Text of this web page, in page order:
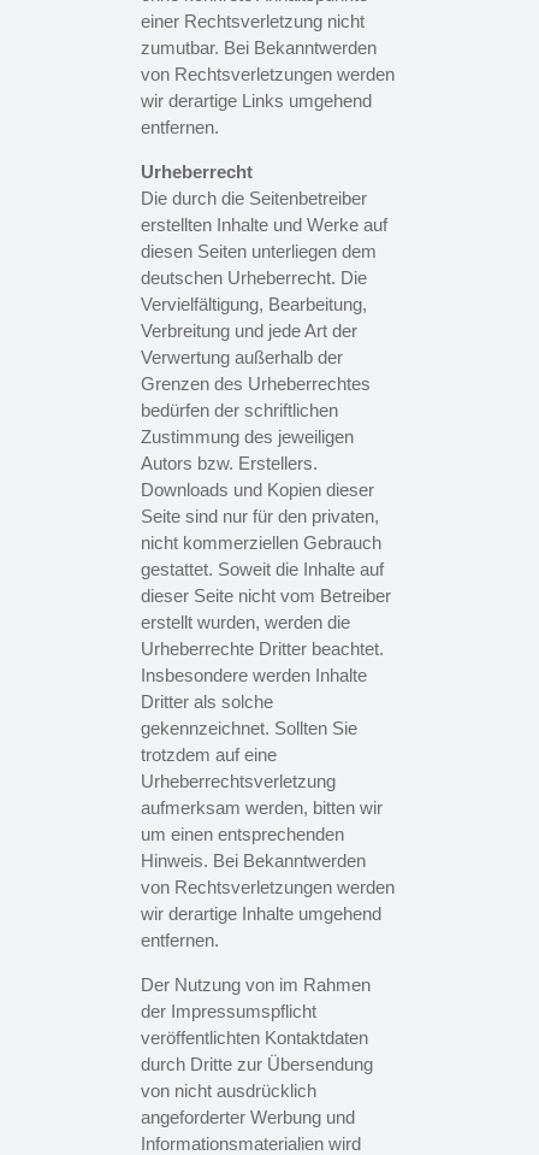
einer Rechtsverletzung nicht
zumutbar. Bei Bekanntwerden
von Rechtsverletzungen werden
wir derartige Links umgehend
entfernen.
Urheberrecht
Die durch die Seitenbetreiber
erstellten Inhalte und Werke auf
diesen Seiten unterliegen dem
deutschen Urheberrecht. Die
Vervielfältigung, Bearbeitung,
Verbreitung und jede Art der
Verwertung außerhalb der
Grenzen des Urheberrechtes
bedürfen der schriftlichen
Zustimmung des jeweiligen
Autors bzw. Erstellers.
Downloads und Kopien dieser
Seite sind nur für den privaten,
nicht kommerziellen Gebrauch
gestattet. Soweit die Inhalte auf
dieser Seite nicht vom Betreiber
erstellt wurden, werden die
Urheberrechte Dritter beachtet.
Insbesondere werden Inhalte
Dritter als solche
gekennzeichnet. Sollten Sie
trotzdem auf eine
Urheberrechtsverletzung
aufmerksam werden, bitten wir
um einen entsprechenden
Hinweis. Bei Bekanntwerden
von Rechtsverletzungen werden
wir derartige Inhalte umgehend
entfernen.
Der Nutzung von im Rahmen
der Impressumspflicht
veröffentlichten Kontaktdaten
durch Dritte zur Übersendung
von nicht ausdrücklich
angeforderter Werbung und
Informationsmaterialien wird